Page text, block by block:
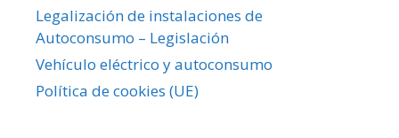
Legalización de instalaciones de
Autoconsumo – Legislación
Vehículo eléctrico y autoconsumo
Política de cookies (UE)